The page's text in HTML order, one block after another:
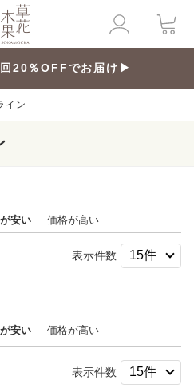
20％OFFでお届け▶
イン
安い 価格が高い
表示件数
安い 価格が高い
表示件数